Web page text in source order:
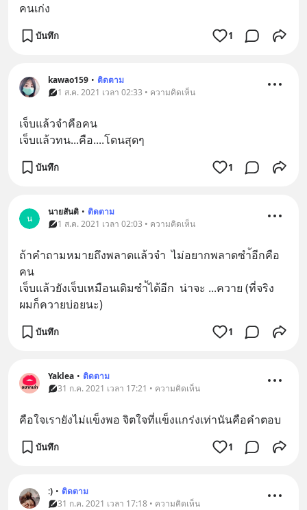
คนเก่ง
บันทึก 1
kawao159 • ติดตาม
1 ส.ค. 2021 เวลา 02:33 • ความคิดเห็น
เจ็บแล้วจำคือคน
เจ็บแล้วทน...คือ....โดนสุดๆ
บันทึก 1
น
นายสันติ • ติดตาม
1 ส.ค. 2021 เวลา 02:03 • ความคิดเห็น
ถ้าคำถามหมายถึงพลาดแล้วจำ  ไม่อยากพลาดซำ้อีกคือ
คน
เจ็บแล้วยังเจ็บเหมือนเดิมซำ้ได้อีก  น่าจะ ...ควาย (ที่จริง
ผมก็ควายบ่อยนะ)
บันทึก 1
Yaklea • ติดตาม
31 ก.ค. 2021 เวลา 17:21 • ความคิดเห็น
คือใจเรายังไม่แข็งพอ จิตใจที่แข็งแกร่งเท่านันคือคำตอบ
บันทึก 1
:) • ติดตาม
31 ก.ค. 2021 เวลา 17:18 • ความคิดเห็น